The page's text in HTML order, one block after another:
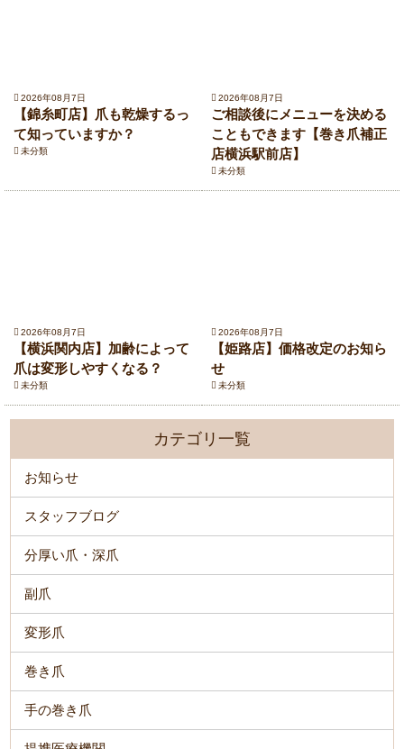
2026年08月7日
【錦糸町店】爪も乾燥するっ
て知っていますか？
未分類
2026年08月7日
ご相談後にメニューを決める
こともできます【巻き爪補正
店横浜駅前店】
未分類
2026年08月7日
【横浜関内店】加齢によって
爪は変形しやすくなる？
未分類
2026年08月7日
【姫路店】価格改定のお知ら
せ
未分類
カテゴリ一覧
お知らせ
スタッフブログ
分厚い爪・深爪
副爪
変形爪
巻き爪
手の巻き爪